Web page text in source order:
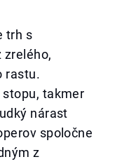
trh s
zrelého,
rastu.
stopu, takmer
nárast
spoločne
z